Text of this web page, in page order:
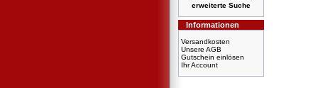
erweiterte Suche
Informationen
Versandkosten
Unsere AGB
Gutschein einlösen
Ihr Account